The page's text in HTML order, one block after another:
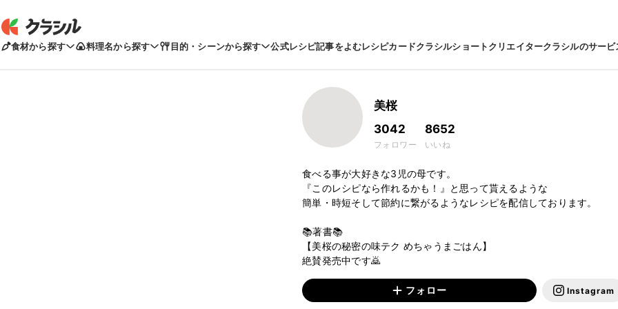
食材から探す 料理名から探す 目的・シーンから探す 公式レシピ記事をよむレシピカードクラシルショートクリエイタークラシルのサービ
美桜
3042
フォロワー
8652
いいね
食べる事が大好きな3児の母です。
『このレシピなら作れるかも！』と思って貰えるような
簡単・時短そして節約に繋がるようなレシピを配信しております。
📚著書📚
【美桜の秘密の味テク めちゃうまごはん】
絶賛発売中です🙇
フォロー Instagram